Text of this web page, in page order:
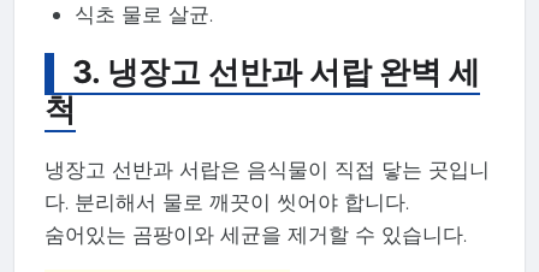
식초 물로 살균.
3. 냉장고 선반과 서랍 완벽 세
척
냉장고 선반과 서랍은 음식물이 직접 닿는 곳입니
다. 분리해서 물로 깨끗이 씻어야 합니다.
숨어있는 곰팡이와 세균을 제거할 수 있습니다.